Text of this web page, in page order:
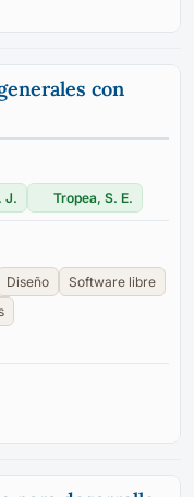
con
J. Tropea, S. E.
Diseño
Software libre